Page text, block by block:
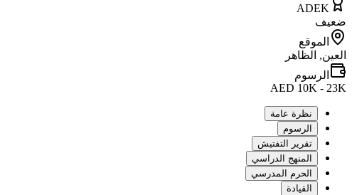
ADEK
ضعيف
الموقع
العين, الظاهر
الرسوم
AED 10K - 23K
نظرة عامة
الرسوم
تقرير التفتيش
المنهج الدراسي
الحرم المدرسي
القيادة